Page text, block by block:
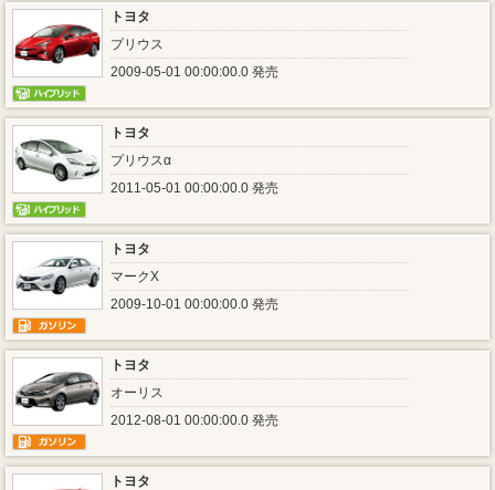
トヨタ
プリウス
2009-05-01 00:00:00.0 発売
トヨタ
プリウスα
2011-05-01 00:00:00.0 発売
トヨタ
マークX
2009-10-01 00:00:00.0 発売
トヨタ
オーリス
2012-08-01 00:00:00.0 発売
トヨタ